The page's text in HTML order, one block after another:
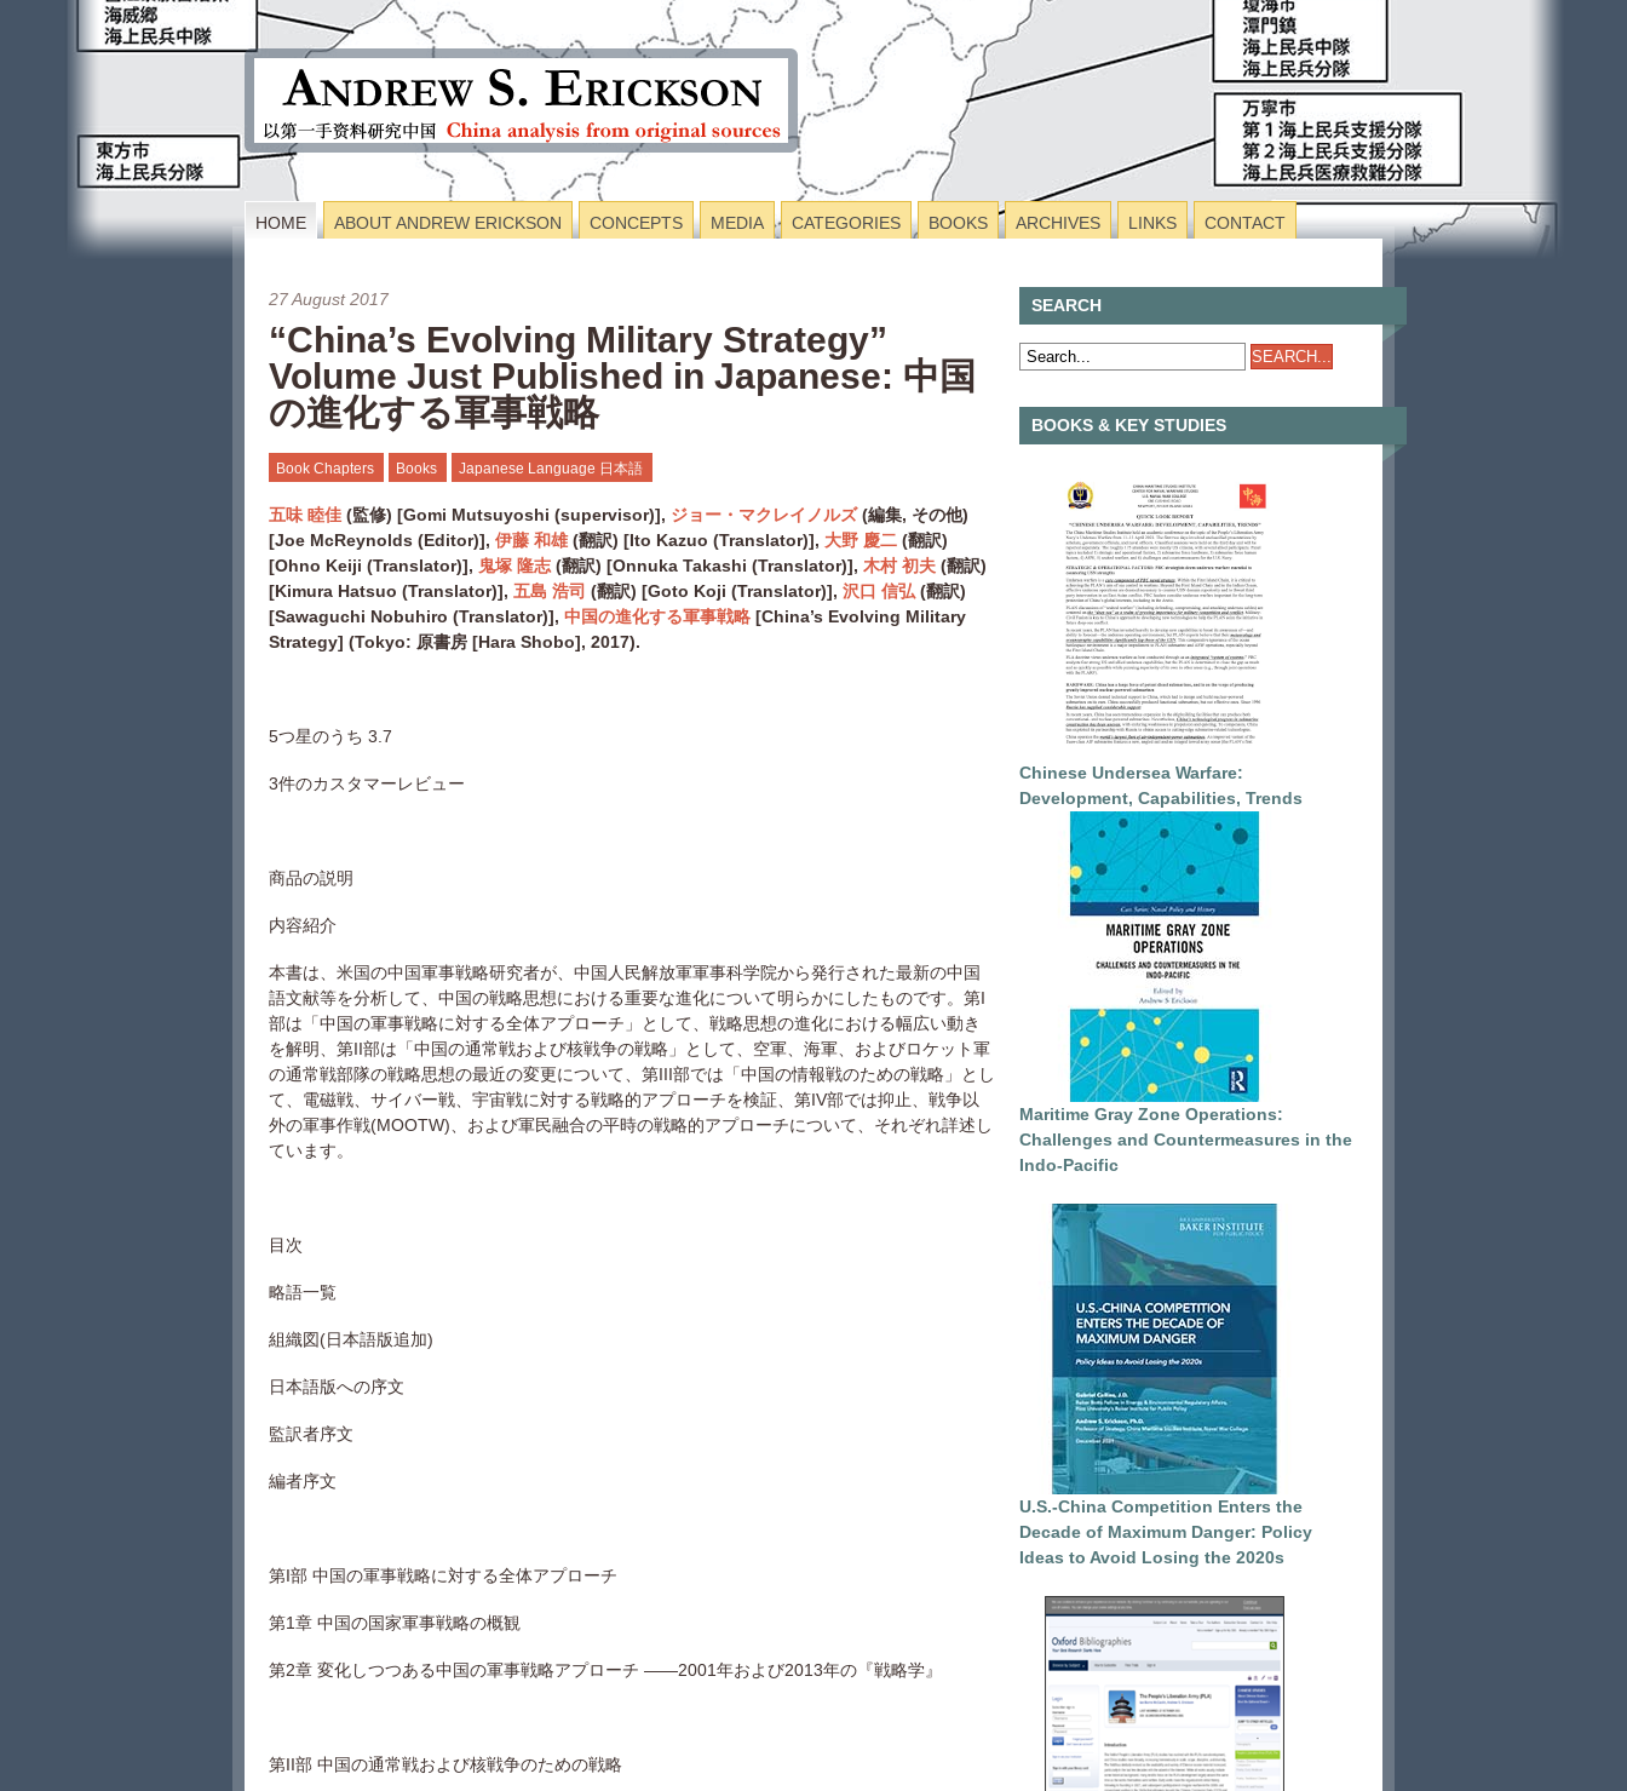
HOME ABOUT ANDREW ERICKSON CONCEPTS MEDIA CATEGORIES BOOKS ARCHIVES LINKS CONTACT
27 August 2017
“China’s Evolving Military Strategy”
Volume Just Published in Japanese: 中国
の進化する軍事戦略
Book Chapters Books Japanese Language 日本語
五味 睦佳 (監修) [Gomi Mutsuyoshi (supervisor)], ジョー・マクレイノルズ(編集, その他)
[Joe McReynolds (Editor)], 伊藤 和雄(翻訳) [Ito Kazuo (Translator)], 大野 慶二 (翻訳)
[Ohno Keiji (Translator)], 鬼塚 隆志 (翻訳) [Onnuka Takashi (Translator)], 木村 初夫 (翻訳)
[Kimura Hatsuo (Translator)], 五島 浩司 (翻訳) [Goto Koji (Translator)], 沢口 信弘 (翻訳)
[Sawaguchi Nobuhiro (Translator)], 中国の進化する軍事戦略 [China’s Evolving Military
Strategy] (Tokyo: 原書房 [Hara Shobo], 2017).
5つ星のうち 3.7
3件のカスタマーレビュー
商品の説明
内容紹介
本書は、米国の中国軍事戦略研究者が、中国人民解放軍軍事科学院から発行された最新の中国
語文献等を分析して、中国の戦略思想における重要な進化について明らかにしたものです。第I
部は「中国の軍事戦略に対する全体アプローチ」として、戦略思想の進化における幅広い動き
を解明、第II部は「中国の通常戦および核戦争の戦略」として、空軍、海軍、およびロケット軍
の通常戦部隊の戦略思想の最近の変更について、第III部では「中国の情報戦のための戦略」とし
て、電磁戦、サイバー戦、宇宙戦に対する戦略的アプローチを検証、第IV部では抑止、戦争以
外の軍事作戦(MOOTW)、および軍民融合の平時の戦略的アプローチについて、それぞれ詳述し
ています。
目次
略語一覧
組織図(日本語版追加)
日本語版への序文
監訳者序文
編者序文
第I部 中国の軍事戦略に対する全体アプローチ
第1章 中国の国家軍事戦略の概観
第2章 変化しつつある中国の軍事戦略アプローチ ――2001年および2013年の『戦略学』
第II部 中国の通常戦および核戦争のための戦略
SEARCH
BOOKS & KEY STUDIES
Chinese Undersea Warfare:
Development, Capabilities, Trends
Maritime Gray Zone Operations:
Challenges and Countermeasures in the
Indo-Pacific
U.S.-China Competition Enters the
Decade of Maximum Danger: Policy
Ideas to Avoid Losing the 2020s